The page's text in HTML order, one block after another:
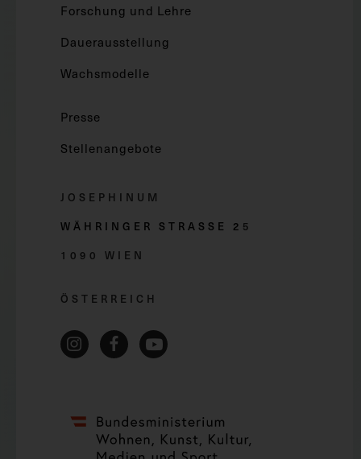
Forschung und Lehre
Dauerausstellung
Wachsmodelle
Presse
Stellenangebote
JOSEPHINUM
WÄHRINGER STRASSE 2 5
1090 WIEN
ÖSTERREICH